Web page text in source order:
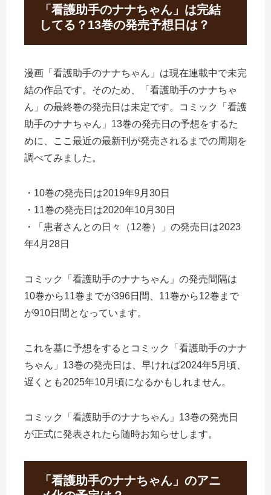
「看護助手のナナちゃん」は完結
してる？13巻の発売予想日は？
漫画「看護助手のナナちゃん」は現在連載中で未完
結の作品です。そのため、「看護助手のナナちゃ
ん」の最終巻の発売日は未定です。コミック「看護
助手のナナちゃん」13巻の発売日の予想をするた
めに、ここ最近の最新刊が発売されるまでの周期を
調べてみました。
・10巻の発売日は2019年9月30日
・11巻の発売日は2020年10月30日
・「患者さんとの日々（12巻）」の発売日は2023
年4月28日
コミック「看護助手のナナちゃん」の発売間隔は
10巻から11巻までが396日間、11巻から12巻まで
が910日間となっています。
これを基に予想をするとコミック「看護助手のナナ
ちゃん」13巻の発売日は、早ければ2024年5月頃、
遅くとも2025年10月頃になるかもしれません。
コミック「看護助手のナナちゃん」13巻の発売日
が正式に発表されたら随時お知らせします。
「看護助手のナナちゃん」のアニ